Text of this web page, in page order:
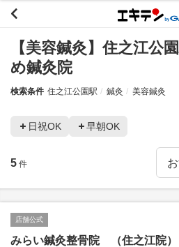
【美容鍼灸】住之江公
め鍼灸院
検索条件 住之江公園駅 鍼灸 美容鍼灸
日祝OK 早朝OK
5 件
店舗公式
みらい鍼灸整骨院 （住之江院